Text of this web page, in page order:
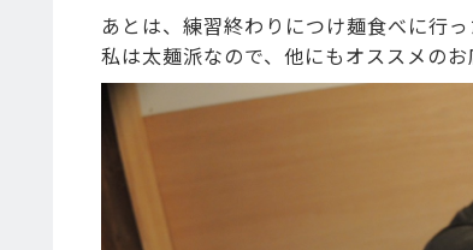
あとは、練習終わりにつけ麺食べに行
私は太麺派なので、他にもオススメの